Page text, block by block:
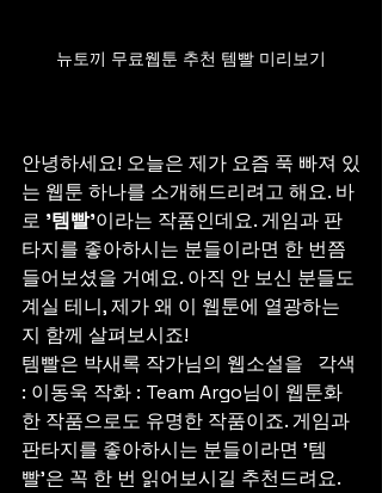
뉴토끼 무료웹툰 추천 템빨 미리보기
안녕하세요! 오늘은 제가 요즘 푹 빠져 있
는 웹툰 하나를 소개해드리려고 해요. 바
로 '템빨'이라는 작품인데요. 게임과 판
타지를 좋아하시는 분들이라면 한 번쯤
들어보셨을 거예요. 아직 안 보신 분들도
계실 테니, 제가 왜 이 웹툰에 열광하는
지 함께 살펴보시죠!
템빨은 박새록 작가님의 웹소설을   각색
: 이동욱 작화 : Team Argo님이 웹툰화
한 작품으로도 유명한 작품이죠. 게임과
판타지를 좋아하시는 분들이라면 '템
빨'은 꼭 한 번 읽어보시길 추천드려요.